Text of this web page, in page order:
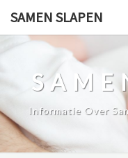
SAMEN SLAPEN
Informatie Over